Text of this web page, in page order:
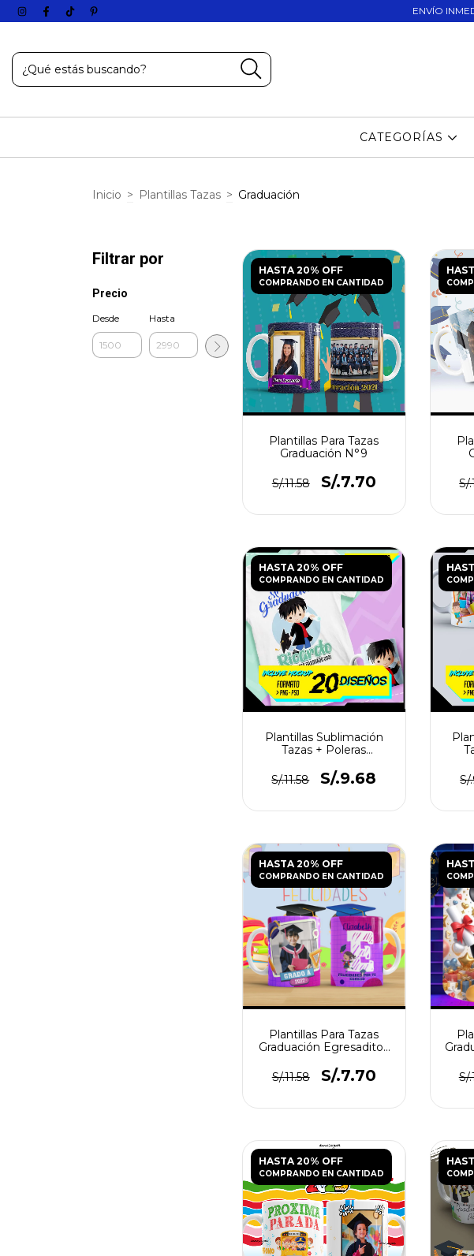
ENVÍO
CATEGORÍAS
Inicio > Plantillas Tazas > Graduación
Filtrar por
Precio
Desde Hasta
HASTA 20% OFF
COMPRANDO EN CANTIDAD
Plantillas Para Tazas
Graduación N°9
S/.11.58 S/.7.70 S/
HASTA 20% OFF
COMPRANDO EN CANTIDAD
Plantillas Sublimación
Tazas + Poleras
S/.11.58
S/.9.68
S/
HASTA 20% OFF
COMPRANDO EN CANTIDAD
Plantillas Para Tazas
Graduación Egresaditos
S/.11.58
S/.7.70 S/
HASTA 20% OFF
COMPRANDO EN CANTIDAD